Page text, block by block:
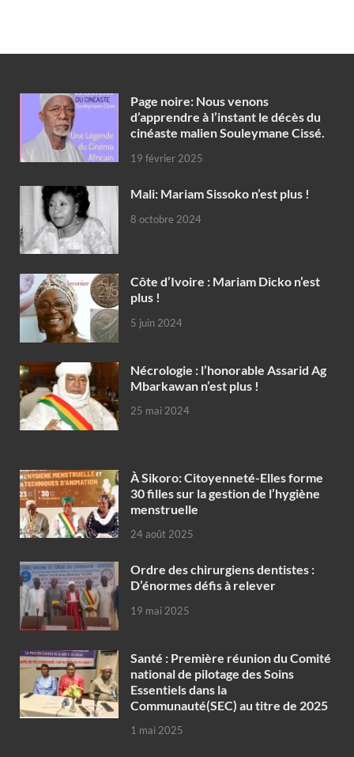
Page noire: Nous venons
d’apprendre à l’instant le décès du
cinéaste malien Souleymane Cissé.
19 février 2025
Mali: Mariam Sissoko n’est plus !
8 octobre 2024
Côte d’Ivoire : Mariam Dicko n’est
plus !
5 juin 2024
Nécrologie : l’honorable Assarid Ag
Mbarkawan n’est plus !
25 mai 2024
À Sikoro: Citoyenneté-Elles forme
30 filles sur la gestion de l’hygiène
menstruelle
24 août 2025
Ordre des chirurgiens dentistes :
D’énormes défis à relever
19 mai 2025
Santé : Première réunion du Comité
national de pilotage des Soins
Essentiels dans la
Communauté(SEC) au titre de 2025
1 mai 2025